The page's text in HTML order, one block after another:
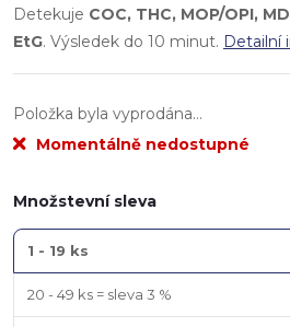
Detekuje COC, THC, MOP/OPI,
EtG. Výsledek do 10 minut. Detailní
Položka byla vyprodána…
Momentálně nedostupné
Množstevní sleva
1 - 19 ks
20 - 49 ks = sleva 3 %